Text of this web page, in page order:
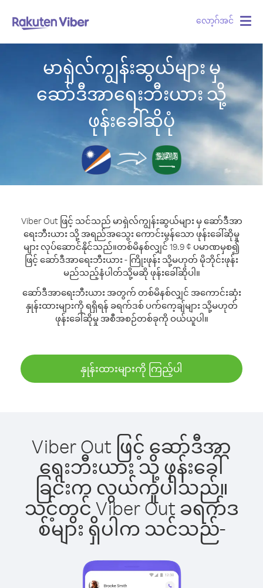
လော့ဂ်အင်
မာရှဲလ်ကျွန်းဆွယ်များ မှ
ဆော်ဒီအာရေးဘီးယား သို့
ဖုန်းခေါ်ဆိုပုံ
Viber Out ဖြင့် သင်သည် မာရှဲလ်ကျွန်းဆွယ်များ မှ ဆော်ဒီအာ
ရေးဘီးယား သို့ အရည်အသွေး ကောင်းမွန်သော ဖုန်းခေါ်ဆိုမှု
များ လုပ်ဆောင်နိုင်သည်။တစ်မိနစ်လျှင် 19.9 ¢ ပမာဏမှစ၍
ဖြင့် ဆော်ဒီအာရေးဘီးယား - ကြိုးဖုန်း သို့မဟုတ် မိုဘိုင်းဖုန်း
မည်သည့်နံပါတ်သို့မဆို ဖုန်းခေါ်ဆိုပါ။
ဆော်ဒီအာရေးဘီးယား အတွက် တစ်မိနစ်လျှင် အကောင်းဆုံး
နှုန်းထားများကို ရရှိရန် ခရက်ဒစ် ပက်ကေ့ချ်များ သို့မဟုတ်
ဖုန်းခေါ်ဆိုမှု အစီအစဉ်တစ်ခုကို ဝယ်ယူပါ။
နှုန်းထားများကို ကြည့်ပါ
Viber Out ဖြင့် ဆော်ဒီအာ
ရေးဘီးယား သို့ ဖုန်းခေါ်
ခြင်းက လွယ်ကူပါသည်။
သင့်တွင် Viber Out ခရက်ဒ
စ်များ ရှိပါက သင်သည်-